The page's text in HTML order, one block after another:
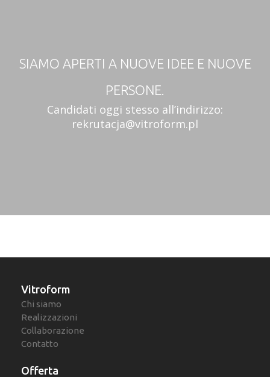
SIAMO APERTI A NUOVE IDEE E NUOVE
PERSONE.
Candidati oggi stesso all’indirizzo:
rekrutacja@vitroform.pl
Vitroform
Chi siamo
Realizzazioni
Collaborazione
Contatto
Offerta